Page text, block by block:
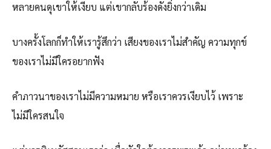
หลายคนดุเขาให้เงียบ แต่เขากลับร้องดังยิ่งกว่าเดิม
บางครั้งโลกก็ทำให้เรารู้สึกว่า เสียงของเราไม่สำคัญ ความทุกข์
ของเราไม่มีใครอยากฟัง
คำภาวนาของเราไม่มีความหมาย หรือเราควรเงียบไว้ เพราะ
ไม่มีใครสนใจ